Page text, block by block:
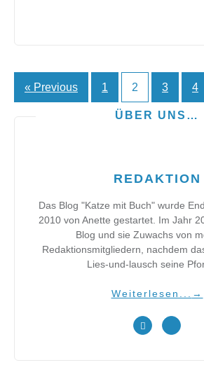
Seitennummerierung
« Previous 1 2 3 4
ÜBER UNS…
REDAKTION
Das Blog "Katze mit Buch" wurde
2010 von Anette gestartet. Im Jahr
Blog und sie Zuwachs von
Redaktionsmitgliedern, nachdem
Lies-und-lausch seine
Weiterlesen... →